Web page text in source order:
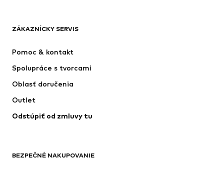
Nike Sportswear
ADIDAS PERFORMANCE
ZÁKAZNÍCKY SERVIS
Pomoc & kontakt
Spolupráce s tvorcami
Oblasť doručenia
Outlet
Odstúpiť od zmluvy tu
BEZPEČNÉ NAKUPOVANIE